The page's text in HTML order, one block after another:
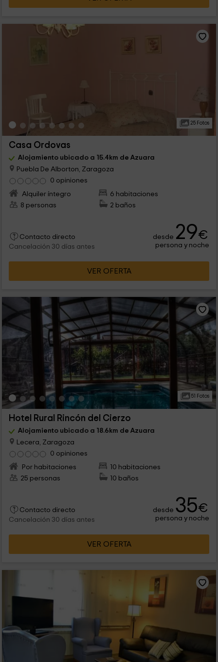
25 Fotos
Casa Ordovas
Alojamiento ubicado a 15.4km de Azuara
Puebla De Alborton, Zaragoza
0 opiniones
Alquiler íntegro
6 habitaciones
8 personas
2 baños
Contacto directo
Cancelación 30 días antes
desde 29€
persona y noche
VER OFERTA
51 Fotos
Hotel Rural Rincón del Cierzo
Alojamiento ubicado a 18.6km de Azuara
Lecera, Zaragoza
0 opiniones
Por habitaciones
10 habitaciones
25 personas
10 baños
Contacto directo
Cancelación 30 días antes
desde 35€
persona y noche
VER OFERTA